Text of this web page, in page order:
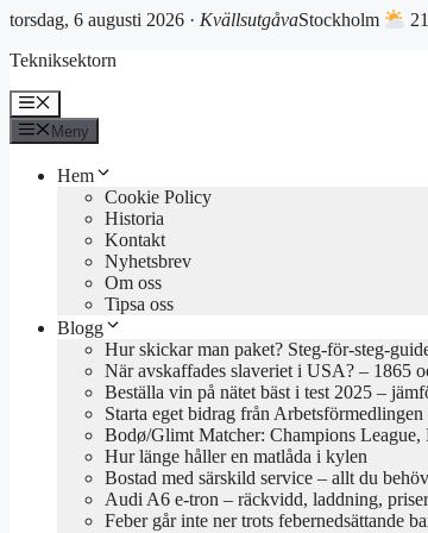
torsdag, 6 augusti 2026 · KvällsutgåvaStockholm
till
Tekniksektorn
Meny
Meny
Hem
Cookie Policy
Historia
Kontakt
Nyhetsbrev
Om oss
Tipsa oss
Blogg
Hur skickar man paket? Steg-för-steg-
När avskaffades slaveriet i USA? – 1865
Beställa vin på nätet bäst i test 2025 –
Starta eget bidrag från
Bodø/Glimt Matcher: Champions League,
Hur länge håller en matlåda i kylen
Bostad med särskild service – allt du
Audi A6 e-tron – räckvidd, laddning,
Feber går inte ner trots febernedsättande